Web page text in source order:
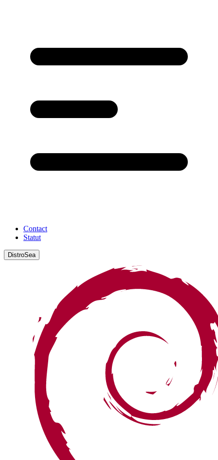
Contact
Statut
DistroSea